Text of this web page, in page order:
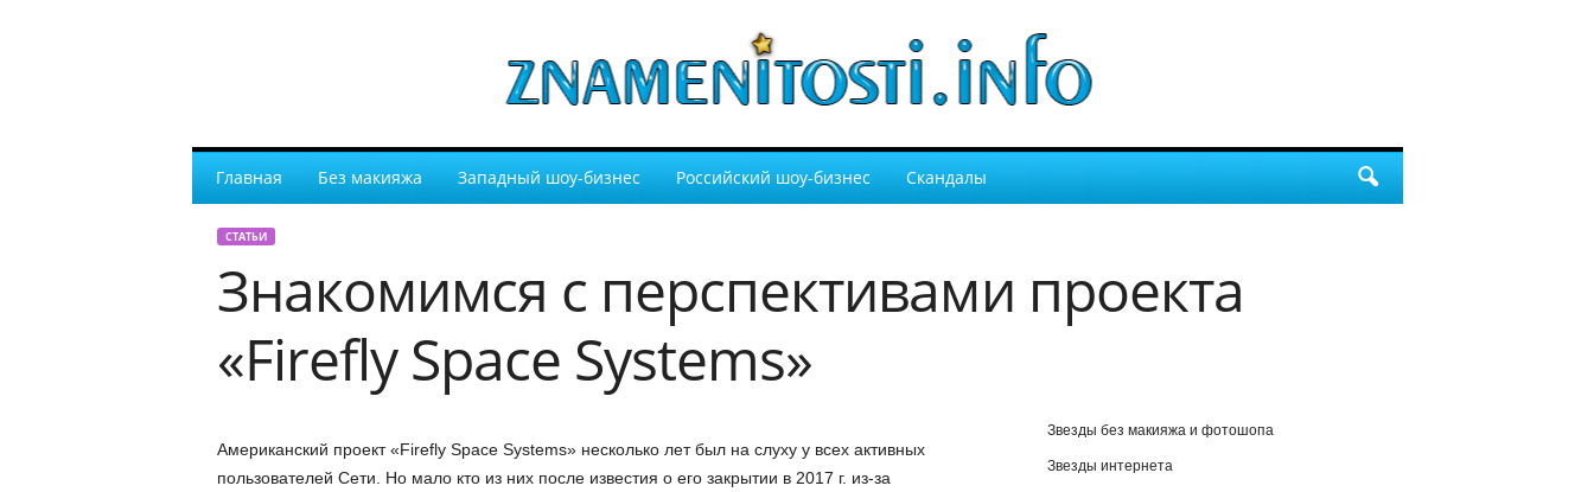
Главная Без макияжа Западный шоу-бизнес Российский шоу-бизнес Скандалы
СТАТЬИ
Знакомимся с перспективами проекта
«Firefly Space Systems»
Американский проект «Firefly Space Systems» несколько лет был на слуху у всех активных
пользователей Сети. Но мало кто из них после известия о его закрытии в 2017 г. из-за
Звезды без макияжа и фотошопа
Звезды интернета